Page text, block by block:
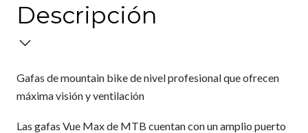
Descripción
Gafas de mountain bike de nivel profesional que ofrecen
máxima visión y ventilación
Las gafas Vue Max de MTB cuentan con un amplio puerto